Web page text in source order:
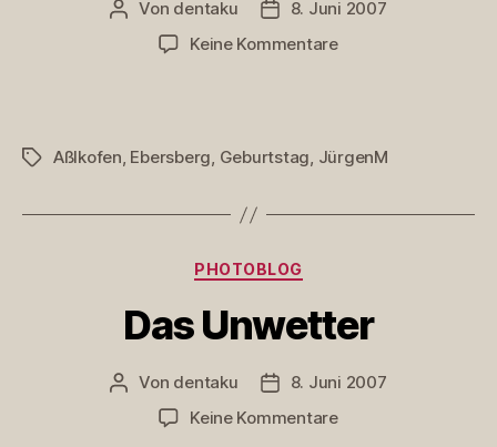
Beitragsautor
Von dentaku Veröffentlichungsdatum
8. Juni 2007
Keine Kommentarezu
Schlagwörter
Aßlkofen, Ebersberg, Geburtstag, JürgenM
Kategorien
PHOTOBLOG
Das Unwetter
Beitragsautor
Von dentaku Veröffentlichungsdatum
8. Juni 2007
Keine Kommentarezu